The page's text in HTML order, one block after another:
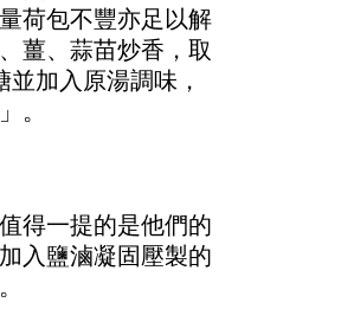
荷包不豐亦足以解
薑、蒜苗炒香，取
加入原湯調味，
。
得一提的是他們的
入鹽滷凝固壓製的